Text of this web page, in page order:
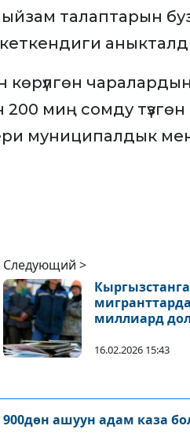
талаптарын
көрүлгөн чаралардын
миң сомду түзгөн
муниципалдык
Следующий >
миллиард
16.02.2026 15:43
ашуун адам каза